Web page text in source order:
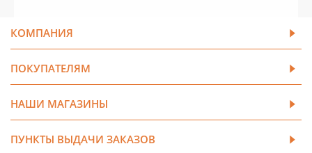
КОМПАНИЯ
ПОКУПАТЕЛЯМ
НАШИ МАГАЗИНЫ
ПУНКТЫ ВЫДАЧИ ЗАКАЗОВ